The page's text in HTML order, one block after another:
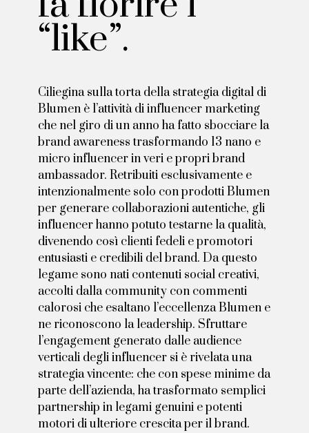
“like”.
Ciliegina sulla torta della strategia digital di
Blumen è l’attività di influencer marketing
che nel giro di un anno ha fatto sbocciare la
brand awareness trasformando 13 nano e
micro influencer in veri e propri brand
ambassador. Retribuiti esclusivamente e
intenzionalmente solo con prodotti Blumen
per generare collaborazioni autentiche, gli
influencer hanno potuto testarne la qualità,
divenendo così clienti fedeli e promotori
entusiasti e credibili del brand. Da questo
legame sono nati contenuti social creativi,
accolti dalla community con commenti
calorosi che esaltano l’eccellenza Blumen e
ne riconoscono la leadership. Sfruttare
l’engagement generato dalle audience
verticali degli influencer si è rivelata una
strategia vincente: che con spese minime da
parte dell’azienda, ha trasformato semplici
partnership in legami genuini e potenti
motori di ulteriore crescita per il brand.